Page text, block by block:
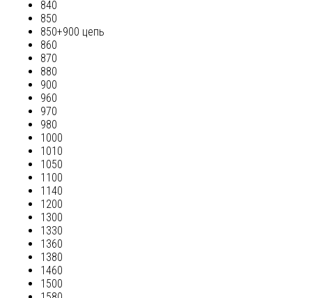
840
850
850+900 цепь
860
870
880
900
960
970
980
1000
1010
1050
1100
1140
1200
1300
1330
1360
1380
1460
1500